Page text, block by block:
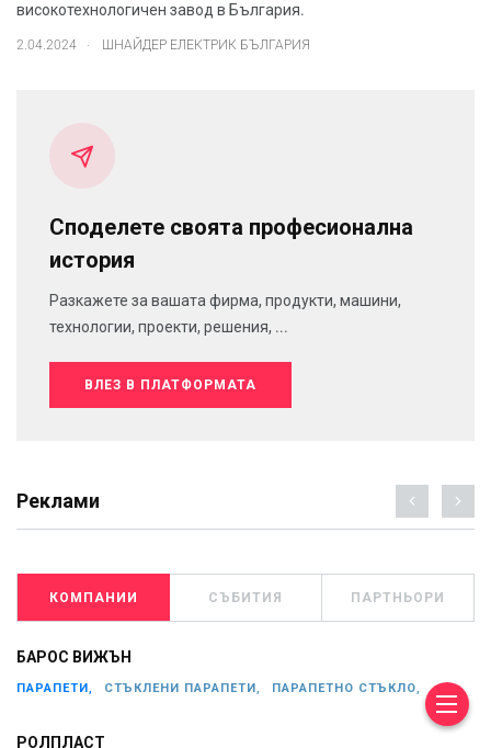
високотехнологичен завод в България.
2.04.2024 . ШНАЙДЕР ЕЛЕКТРИК БЪЛГАРИЯ
Споделете своята професионална
история
Разкажете за вашата фирма, продукти, машини,
технологии, проекти, решения, ...
ВЛЕЗ В ПЛАТФОРМАТА
Реклами
КОМПАНИИ СЪБИТИЯ ПАРТНЬОРИ
БАРОС ВИЖЪН
ПАРАПЕТИ, СТЪКЛЕНИ ПАРАПЕТИ, ПАРАПЕТНО СТЪКЛО,
РОЛПЛАСТ